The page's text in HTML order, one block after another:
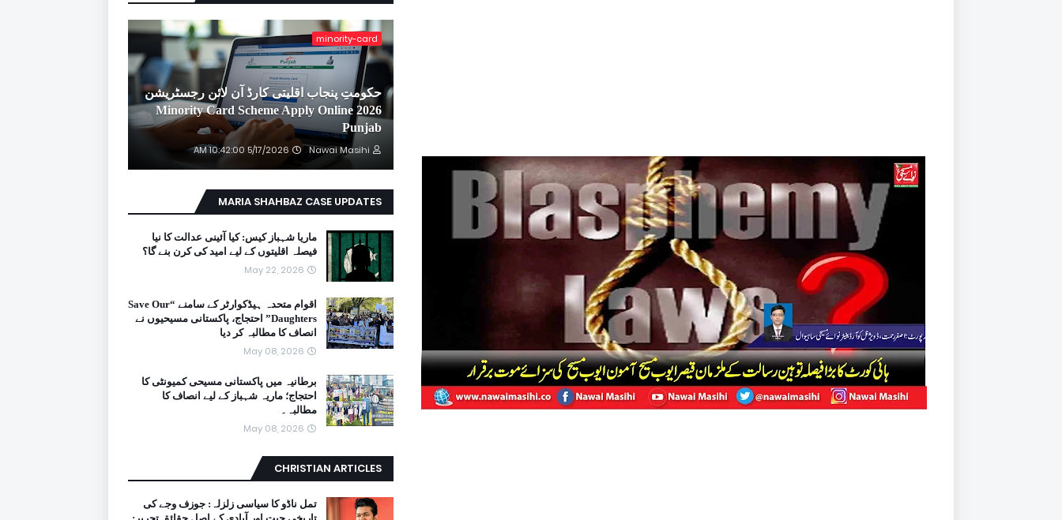
minority-card
حکومتِ پنجاب اقلیتی کارڈ آن لائن رجسٹریشن
2026 Minority Card Scheme Apply Online
Punjab
Nawai Masihi
5/17/2026 10:42:00 AM
MARIA SHAHBAZ CASE UPDATES
ماریا شہباز کیس: کیا آئینی عدالت کا نیا
فیصلہ اقلیتوں کے لیے امید کی کرن بنے گا؟
May 22, 2026
اقوام متحدہ ہیڈکوارٹر کے سامنے “Save Our
Daughters” احتجاج، پاکستانی مسیحیوں نے
انصاف کا مطالبہ کر دیا
May 08, 2026
برطانیہ میں پاکستانی مسیحی کمیونٹی کا
احتجاج؛ ماریہ شہباز کے لیے انصاف کا
مطالبہ۔
May 08, 2026
CHRISTIAN ARTICLES
تمل ناڈو کا سیاسی زلزلہ: جوزف وجے کی